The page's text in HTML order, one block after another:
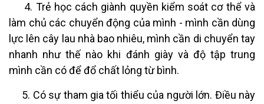
4. Trẻ học cách giành quyền kiểm soát cơ thể và
làm chủ các chuyển động của mình - mình cần dùng
lực lên cây lau nhà bao nhiêu, mình cần di chuyển tay
nhanh như thế nào khi đánh giày và độ tập trung
mình cần có để đổ chất lỏng từ bình.
5. Có sự tham gia tối thiểu của người lớn. Điều này